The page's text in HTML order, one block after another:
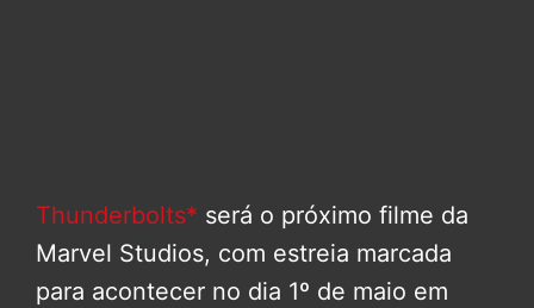
Thunderbolts* será o próximo filme da
Marvel Studios, com estreia marcada
para acontecer no dia 1º de maio em